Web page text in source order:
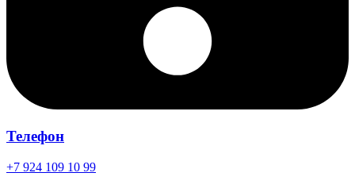
Телефон
+7 924 109 10 99